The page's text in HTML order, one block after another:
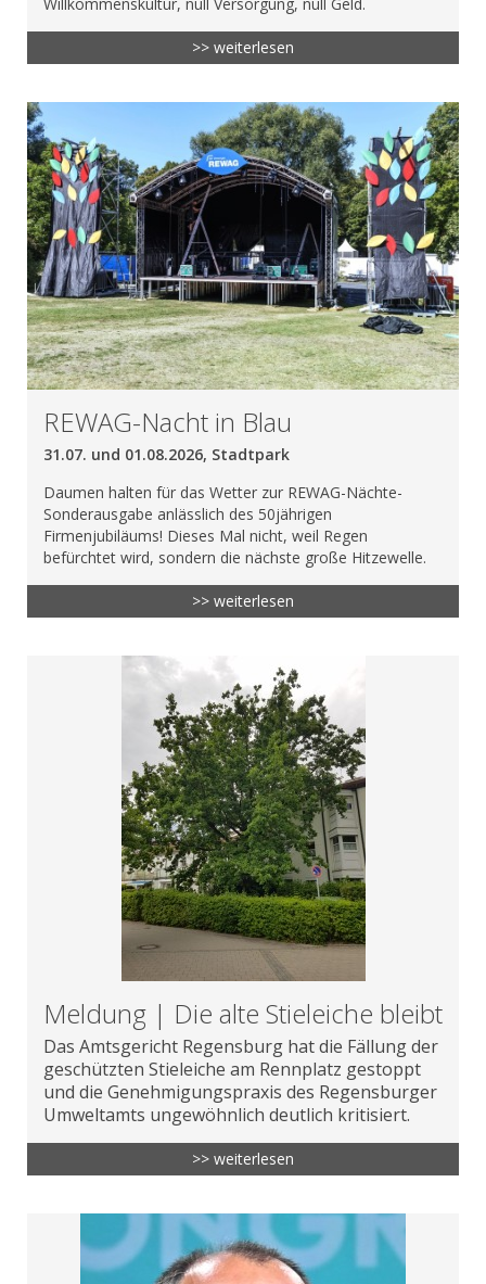
>> weiterlesen
REWAG-Nacht in Blau
31.07. und 01.08.2026, Stadtpark
Daumen halten für das Wetter zur REWAG-Nächte-
Sonderausgabe anlässlich des 50jährigen
Firmenjubiläums! Dieses Mal nicht, weil Regen
befürchtet wird, sondern die nächste große Hitzewelle.
>> weiterlesen
Meldung | Die alte Stieleiche bleibt
Das Amtsgericht Regensburg hat die Fällung der
geschützten Stieleiche am Rennplatz gestoppt
und die Genehmigungspraxis des Regensburger
Umweltamts ungewöhnlich deutlich kritisiert.
>> weiterlesen